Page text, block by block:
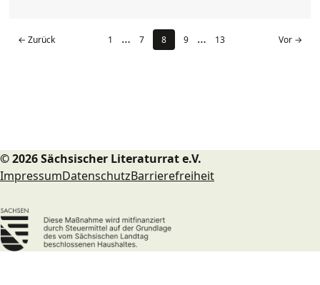
← Zurück 1 … 7 8 9 … 13 Vor →
© 2026 Sächsischer Literaturrat e.V.
ImpressumDatenschutzBarrierefreiheit